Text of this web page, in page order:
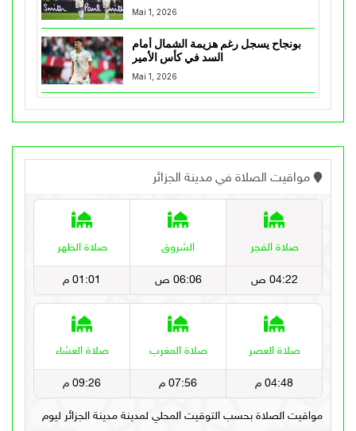
Mai 1, 2026
بونجاح يسجل رغم هزيمة الشمال أمام
السد في كأس الأمير
Mai 1, 2026